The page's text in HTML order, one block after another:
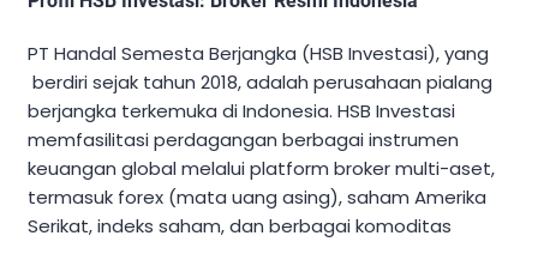
PT Handal Semesta Berjangka (HSB Investasi), yang
berdiri sejak tahun 2018, adalah perusahaan pialang
berjangka terkemuka di Indonesia. HSB Investasi
memfasilitasi perdagangan berbagai instrumen
keuangan global melalui platform broker multi-aset,
termasuk forex (mata uang asing), saham Amerika
Serikat, indeks saham, dan berbagai komoditas